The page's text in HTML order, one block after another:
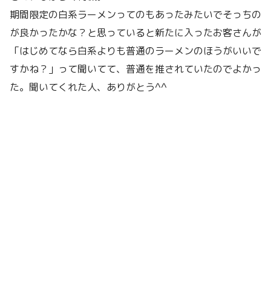
期間限定の白系ラーメンってのもあったみたいでそっちの
が良かったかな？と思っていると新たに入ったお客さんが
「はじめてなら白系よりも普通のラーメンのほうがいいで
すかね？」って聞いてて、普通を推されていたのでよかっ
た。聞いてくれた人、ありがとう^^